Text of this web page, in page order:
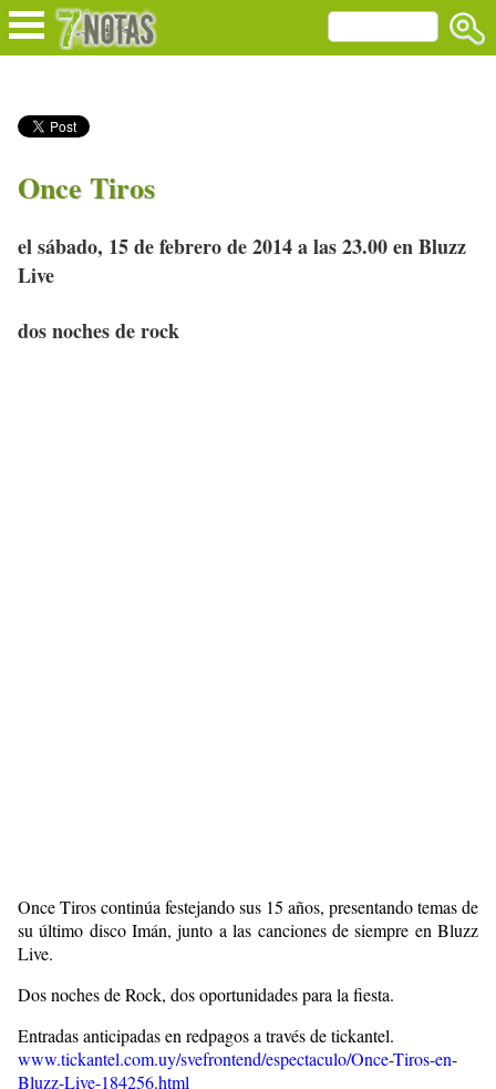
Once Tiros
el sábado, 15 de febrero de 2014 a las 23.00 en Bluzz
Live
dos noches de rock
Once Tiros continúa festejando sus 15 años, presentando temas de
su último disco Imán, junto a las canciones de siempre en Bluzz
Live.
Dos noches de Rock, dos oportunidades para la fiesta.
Entradas anticipadas en redpagos a través de tickantel.
www.tickantel.com.uy/svefrontend/espectaculo/Once-Tiros-en-
Bluzz-Live-184256.html